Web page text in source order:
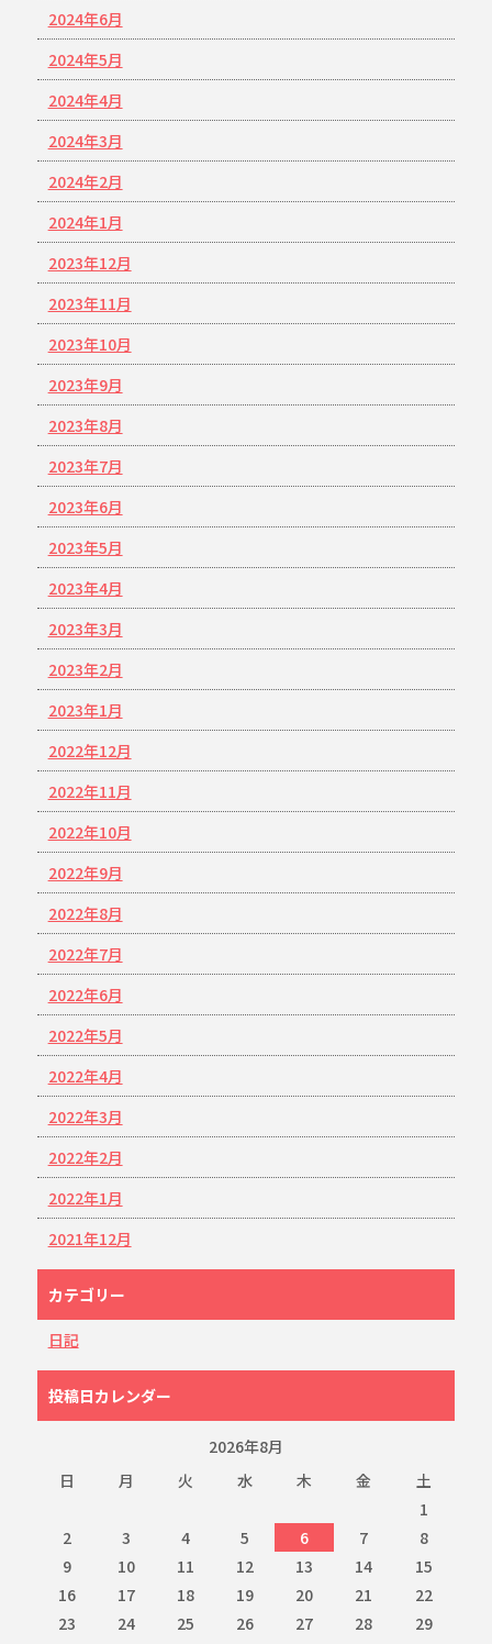
2024年6月
2024年5月
2024年4月
2024年3月
2024年2月
2024年1月
2023年12月
2023年11月
2023年10月
2023年9月
2023年8月
2023年7月
2023年6月
2023年5月
2023年4月
2023年3月
2023年2月
2023年1月
2022年12月
2022年11月
2022年10月
2022年9月
2022年8月
2022年7月
2022年6月
2022年5月
2022年4月
2022年3月
2022年2月
2022年1月
2021年12月
カテゴリー
日記
投稿日カレンダー
2026年8月
日
月 火 水 木 金
土
1
2
3 4 5 6 7
8
9
10 11 12 13 14
15
16
17 18 19 20 21
22
23
24 25 26 27 28
29